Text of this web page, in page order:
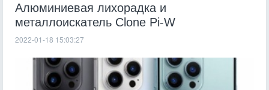
Алюминиевая лихорадка и
металлоискатель Clone Pi-W
2022-01-18 15:03:27